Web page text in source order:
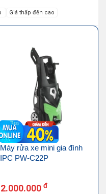
Giá thấp đến cao
Máy rửa xe mini gia đình
IPC PW-C22P
2.000.000 đ